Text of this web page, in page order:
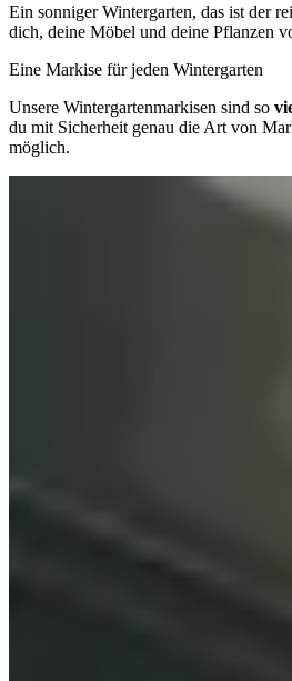
Ein sonniger Wintergarten, das ist der
dich, deine Möbel und deine Pflanzen
Eine Markise für jeden Wintergarten
Unsere Wintergartenmarkisen sind so
du mit Sicherheit genau die Art von
möglich.